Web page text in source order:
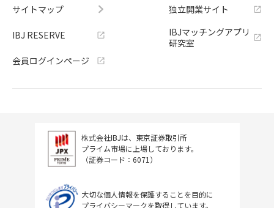
サイトマップ
IBJ RESERVE
会員ログインページ
独立開業サイト
IBJマッチングアプリ
研究室
株式会社IBJは、東京証券取引所
プライム市場に上場しております。
（証券コード：6071）
大切な個人情報を保護することを目的に
プライバシーマークを取得しています。